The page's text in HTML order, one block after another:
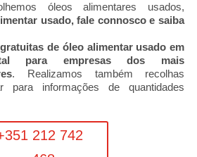
óleos alimentares usados,
usado, fale connosco e saiba
de óleo alimentar usado em
para empresas dos mais
. Realizamos também recolhas
para informações de quantidades
212 742